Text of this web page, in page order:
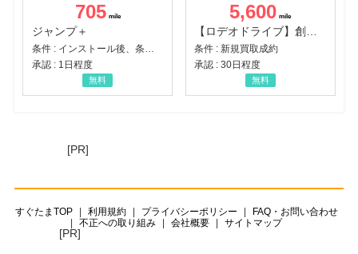
705
ジャンプ＋
承認 : 1日程度
無料
5,600
条件 : 新規買取成約
承認 : 30日程度
無料
[PR]
すぐたまTOP 利用規約 プライバシーポリシー
FAQ・お問い合わせ
不正への取り組み
会社概要 サイトマップ
[PR]